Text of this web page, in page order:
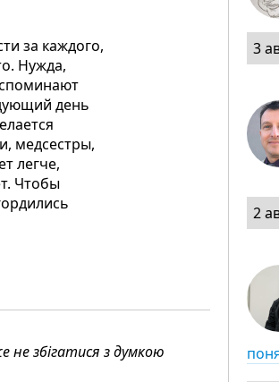
за каждого,
Нужда,
день
медсестры,
легче,
Чтобы
не збігатися з думкою
3
2